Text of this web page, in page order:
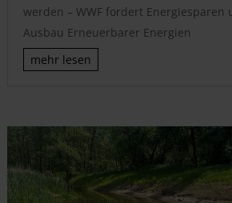
werden – WWF fordert Energiesparen
Ausbau Erneuerbarer Energien
mehr lesen